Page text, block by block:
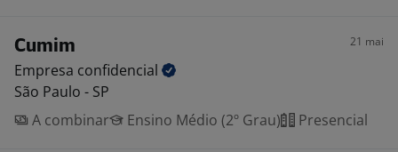
Cumim 21 mai
Empresa confidencial
São Paulo - SP
A combinar
Ensino Médio (2º Grau) Presencial